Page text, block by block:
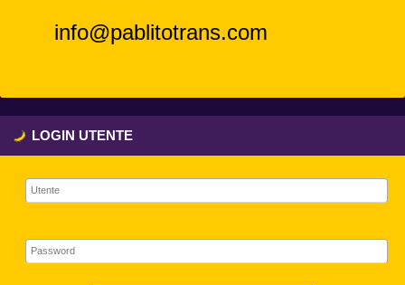
info@pablitotrans.com
LOGIN UTENTE